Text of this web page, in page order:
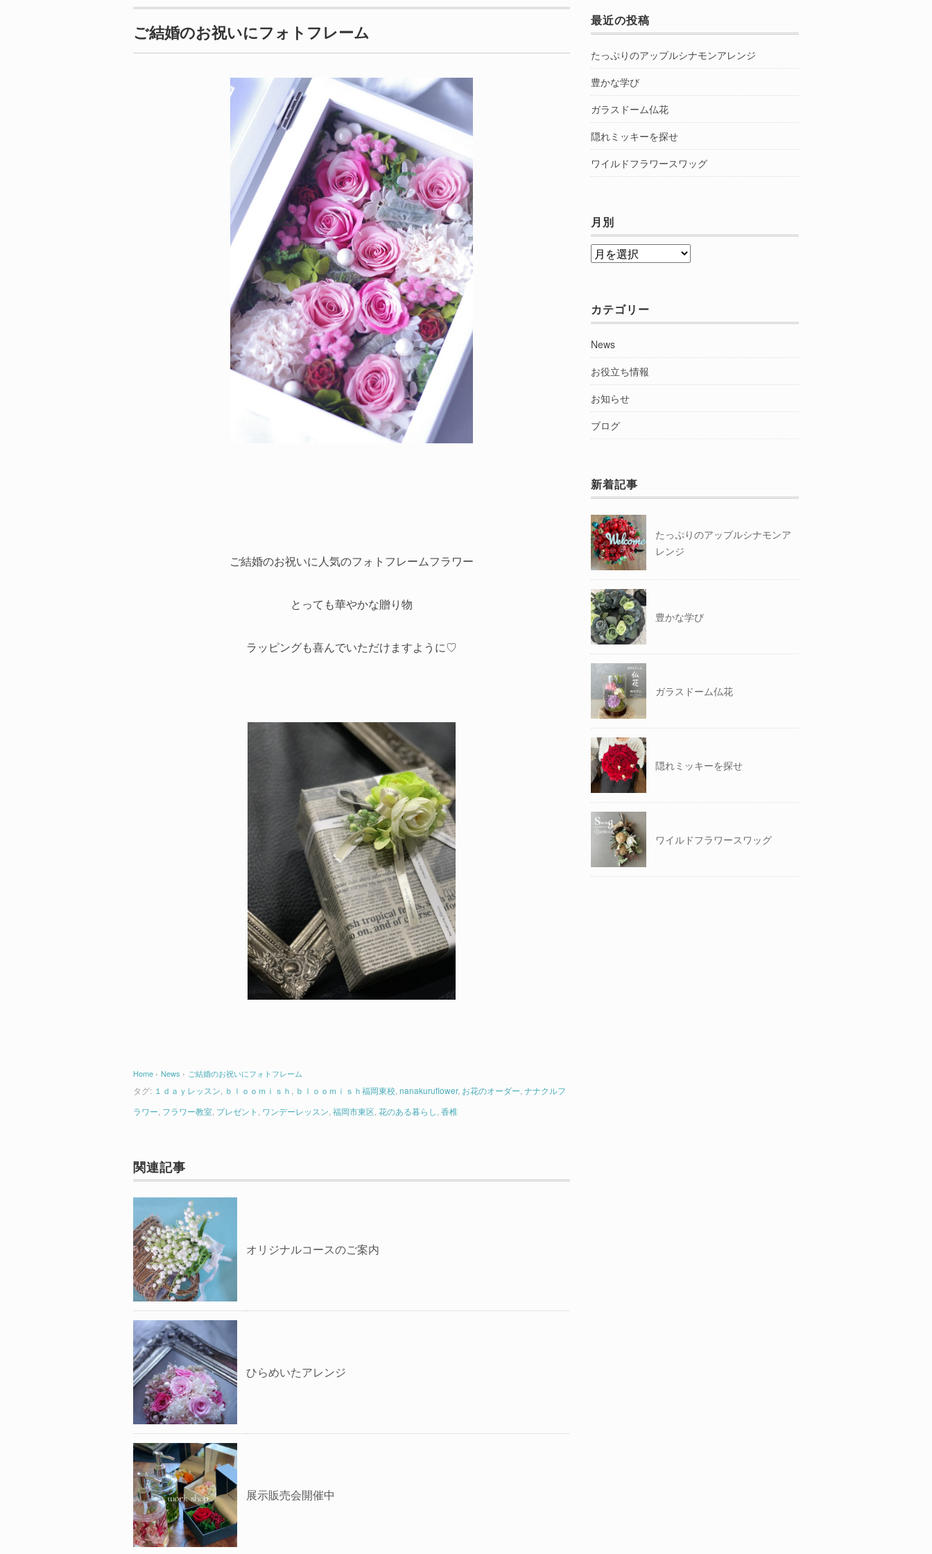
ご結婚のお祝いにフォトフレーム
ご結婚のお祝いに人気のフォトフレームフラワー
とっても華やかな贈り物
ラッピングも喜んでいただけますように♡
Home › News › ご結婚のお祝いにフォトフレーム
タグ: １ｄａｙレッスン ｂｌｏｏｍｉｓｈ ｂｌｏｏｍｉｓｈ福岡東校 nanakuruflower, お花のオーダー ナナクルフ
ラワー フラワー教室 プレゼント ワンデーレッスン 福岡市東区 花のある暮らし 香椎
関連記事
オリジナルコースのご案内
ひらめいたアレンジ
展示販売会開催中
最近の投稿
たっぷりのアップルシナモンアレンジ
豊かな学び
ガラスドーム仏花
隠れミッキーを探せ
ワイルドフラワースワッグ
月別
月
カテゴリー
News
お役立ち情報
お知らせ
ブログ
新着記事
たっぷりのアップルシナモンア
レンジ
豊かな学び
ガラスドーム仏花
隠れミッキーを探せ
ワイルドフラワースワッグ